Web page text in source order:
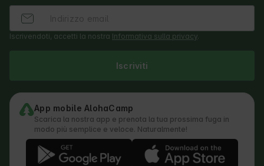
Iscrivendoti, accetti la nostra Informativa sulla privacy.
Iscriviti
App mobile AlohaCamp
Scarica la nostra app e prenota la tua prossima fuga in
modo più semplice e veloce. Naturalmente!